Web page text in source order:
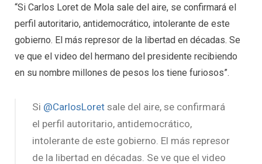
“Si Carlos Loret de Mola sale del aire, se confirmará el
perfil autoritario, antidemocrático, intolerante de este
gobierno. El más represor de la libertad en décadas. Se
ve que el video del hermano del presidente recibiendo
en su nombre millones de pesos los tiene furiosos”.
Si @CarlosLoret sale del aire, se confirmará
el perfil autoritario, antidemocrático,
intolerante de este gobierno. El más represor
de la libertad en décadas. Se ve que el video